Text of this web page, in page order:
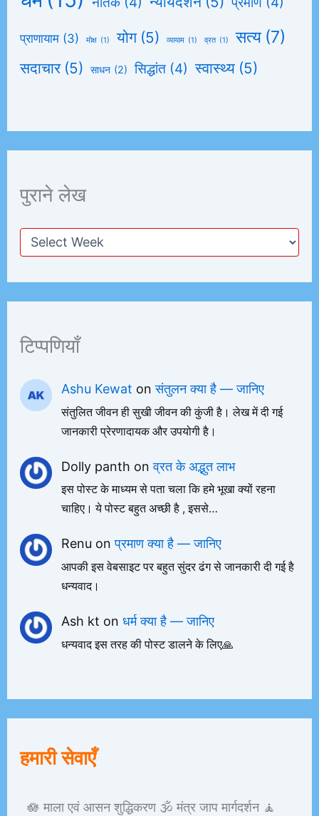
प्राणायाम (3) मोक्ष (1) योग (5) व्यायाम (1) व्रत (1) सत्य (7)
सदाचार (5) साधन (2) सिद्धांत (4) स्वास्थ्य (5)
पुराने लेख
टिप्पणियाँ
Ashu Kewat onसंतुलन क्या है — जानिए
संतुलित जीवन ही सुखी जीवन की कुंजी है। लेख में दी गई
जानकारी प्रेरणादायक और उपयोगी है।
Dolly panth onव्रत के अद्भुत लाभ
इस पोस्ट के माध्यम से पता चला कि हमे भूखा क्यों रहना
चाहिए। ये पोस्ट बहुत अच्छी है , इससे…
Renu onप्रमाण क्या है — जानिए
आपकी इस वेबसाइट पर बहुत सुंदर ढंग से जानकारी दी गई है
धन्यवाद।
Ash kt onधर्म क्या है — जानिए
धन्यवाद इस तरह की पोस्ट डालने के लिए🙏
हमारी सेवाएँ
🪷 माला एवं आसन शुद्धिकरण 🕉️ मंत्र जाप मार्गदर्शन 🧘